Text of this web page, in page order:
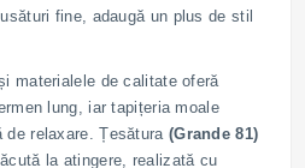
fine, adaugă un plus de stil
materialele de calitate oferă
lung, iar tapițeria moale
relaxare. Țesătura (Grande 81)
la atingere, realizată cu